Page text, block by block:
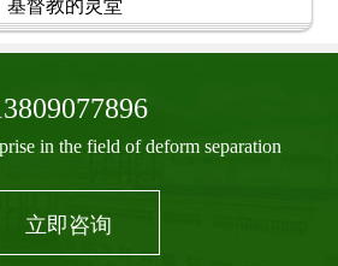
基督教的灵堂
in the field of deform separation
立即咨询